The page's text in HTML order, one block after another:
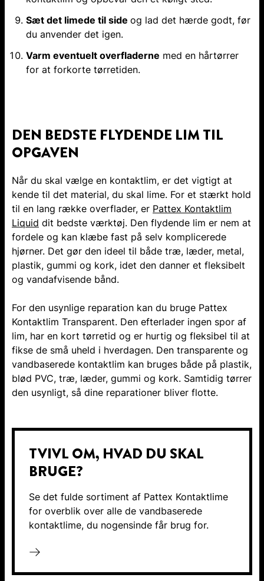
Sæt det limede til side og lad det hærde godt, før
du anvender det igen.
Varm eventuelt overfladerne med en hårtørrer
for at forkorte tørretiden.
DEN BEDSTE FLYDENDE LIM TIL
OPGAVEN
Når du skal vælge en kontaktlim, er det vigtigt at
kende til det material, du skal lime. For et stærkt hold
til en lang række overflader, er Pattex Kontaktlim
Liquid dit bedste værktøj. Den flydende lim er nem at
fordele og kan klæbe fast på selv komplicerede
hjørner. Det gør den ideel til både træ, læder, metal,
plastik, gummi og kork, idet den danner et fleksibelt
og vandafvisende bånd.
For den usynlige reparation kan du bruge Pattex
Kontaktlim Transparent. Den efterlader ingen spor af
lim, har en kort tørretid og er hurtig og fleksibel til at
fikse de små uheld i hverdagen. Den transparente og
vandbaserede kontaktlim kan bruges både på plastik,
blød PVC, træ, læder, gummi og kork. Samtidig tørrer
den usynligt, så dine reparationer bliver flotte.
TVIVL OM, HVAD DU SKAL
BRUGE?
Se det fulde sortiment af Pattex Kontaktlime
for overblik over alle de vandbaserede
kontaktlime, du nogensinde får brug for.